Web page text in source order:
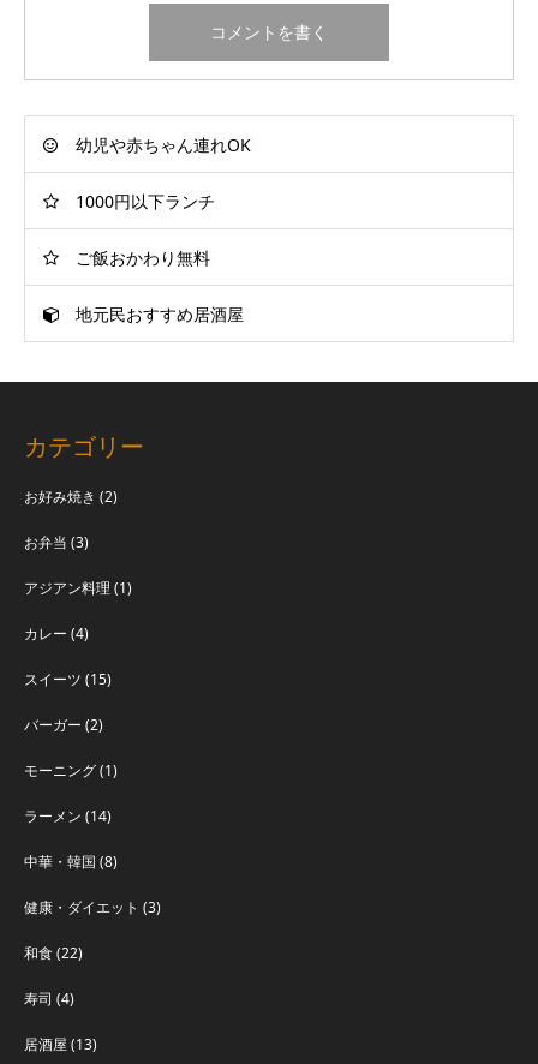
幼児や赤ちゃん連れOK
1000円以下ランチ
ご飯おかわり無料
地元民おすすめ居酒屋
カテゴリー
お好み焼き (2)
お弁当 (3)
アジアン料理 (1)
カレー (4)
スイーツ (15)
バーガー (2)
モーニング(1)
ラーメン (14)
中華・韓国 (8)
健康・ダイエット (3)
和食(22)
寿司 (4)
居酒屋 (13)